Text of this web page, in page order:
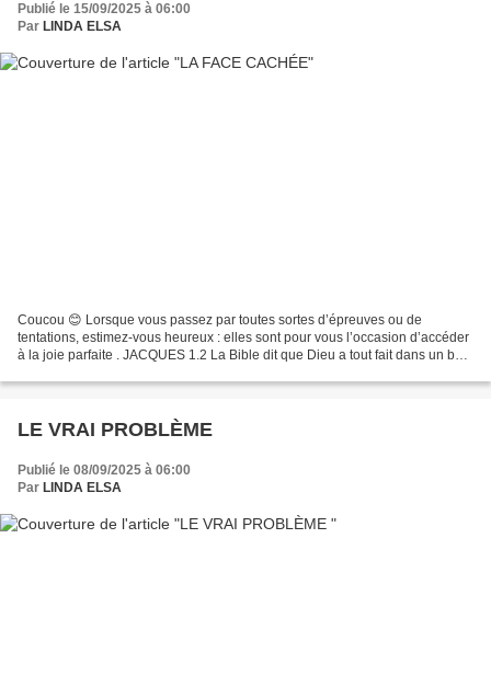
Publié le 15/09/2025 à 06:00
Par LINDA ELSA
Coucou 😊 Lorsque vous passez par toutes sortes d’épreuves ou de
tentations, estimez-vous heureux : elles sont pour vous l’occasion d’accéder
à la joie parfaite . JACQUES 1.2 La Bible dit que Dieu a tout fait dans un but
LE VRAI PROBLÈME
Publié le 08/09/2025 à 06:00
Par LINDA ELSA